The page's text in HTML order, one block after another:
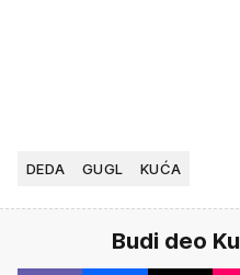
DEDA GUGL KUĆA
Budi deo